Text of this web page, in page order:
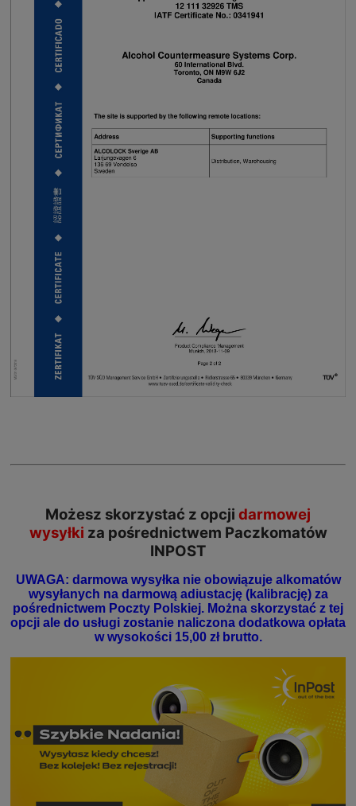
Możesz skorzystać z opcji darmowej
wysyłki za pośrednictwem Paczkomatów
INPOST
UWAGA: darmowa wysyłka nie obowiązuje alkomatów
wysyłanych na darmową adiustację (kalibrację) za
pośrednictwem Poczty Polskiej. Można skorzystać z tej
opcji ale do usługi zostanie naliczona dodatkowa opłata
w wysokości 15,00 zł brutto.